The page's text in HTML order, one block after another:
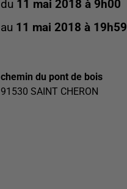
du 11 mai 2018 à 9h00
au 11 mai 2018 à 19h59
chemin du pont de bois
91530 SAINT CHERON